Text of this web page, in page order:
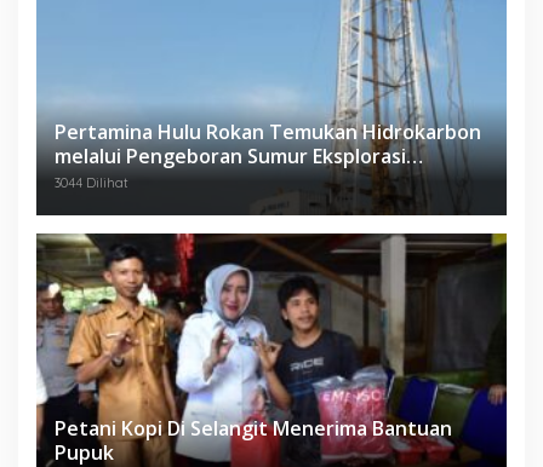
Pertamina Hulu Rokan Temukan Hidrokarbon
melalui Pengeboran Sumur Eksplorasi
Anggrek Violet (AVO)-001
3044 Dilihat
Petani Kopi Di Selangit Menerima Bantuan
Pupuk